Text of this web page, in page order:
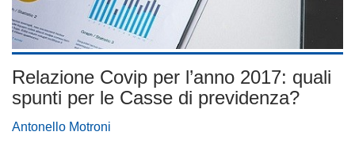
Relazione Covip per l’anno 2017: quali
spunti per le Casse di previdenza?
Antonello Motroni